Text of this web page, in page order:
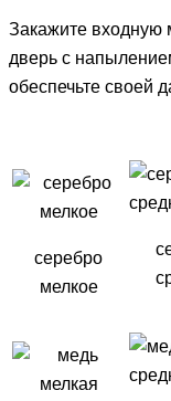
Закажите входную
дверь с
обеспечьте своей
серебро
мелкое